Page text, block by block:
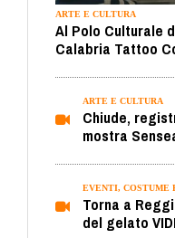
ARTE E CULTURA
Al Polo Culturale
Calabria Tattoo
ARTE E CULTURA
Chiude,
mostra
EVENTI, COSTUME
Torna a
del gelato